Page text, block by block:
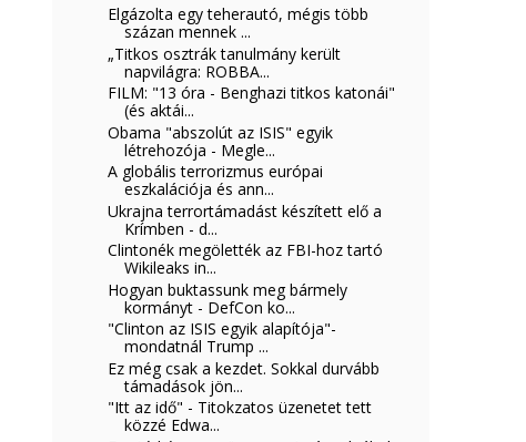
Elgázolta egy teherautó, mégis több
százan mennek ...
„Titkos osztrák tanulmány került
napvilágra: ROBBA...
FILM: "13 óra - Benghazi titkos katonái"
(és aktái...
Obama "abszolút az ISIS" egyik
létrehozója - Megle...
A globális terrorizmus európai
eszkalációja és ann...
Ukrajna terrortámadást készített elő a
Krímben - d...
Clintonék megölették az FBI-hoz tartó
Wikileaks in...
Hogyan buktassunk meg bármely
kormányt - DefCon ko...
"Clinton az ISIS egyik alapítója"-
mondatnál Trump ...
Ez még csak a kezdet. Sokkal durvább
támadások jön...
"Itt az idő" - Titokzatos üzenetet tett
közzé Edwa...